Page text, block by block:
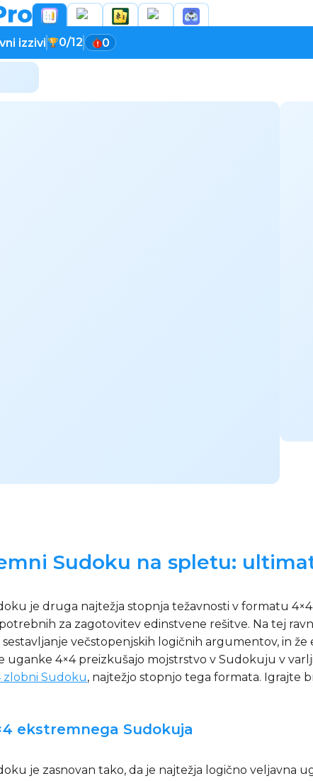
izzivi 0/12 0
Sudoku na spletu:
je druga najtežja stopnja težavnosti v formatu
za zagotovitev edinstvene rešitve. Na tej
sestavljanje večstopenjskih logičnih argumentov, in
uganke 4×4 preizkušajo mojstrstvo v Sudokuju v
zlobni Sudoku, najtežjo stopnjo tega formata. Igrajte
ekstremnega Sudokuja
je zasnovan tako, da je najtežja logično veljavna